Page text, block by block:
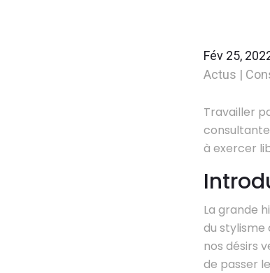
Fév 25,
Actus |
Travailler
à exercer
La grande
du stylisme
nos désirs
de passer